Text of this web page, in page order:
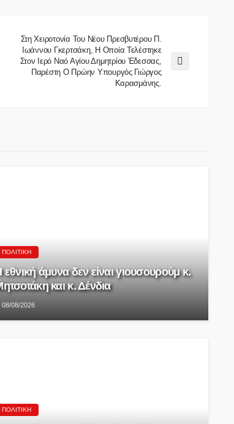
Στη Χειροτονία Του Νέου Πρεσβυτέρου Π.
Ιωάννου Γκερτσάκη, Η Οποία Τελέστηκε
Στον Ιερό Ναό Αγίου Δημητρίου Έδεσσας,
Παρέστη Ο Πρώην Υπουργός Γιώργος
Καρασμάνης.
ΠΟΛΙΤΙΚΉ
εθνική άμυνα δεν είναι γιουσουρούμ κ.
και κ. Δένδια
08/08/2026
ΠΟΛΙΤΙΚΉ